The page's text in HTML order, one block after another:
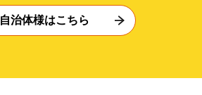
自治体様はこちら